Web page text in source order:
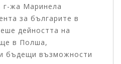
г-жа Маринела
за българите в
дейността на
в Полша,
бъдещи възможности